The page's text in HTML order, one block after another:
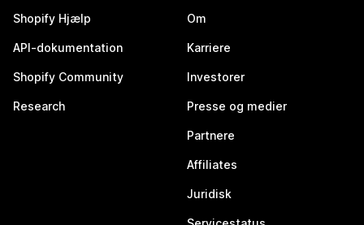
Shopify Hjælp
API-dokumentation
Shopify Community
Research
Om
Karriere
Investorer
Presse og medier
Partnere
Affiliates
Juridisk